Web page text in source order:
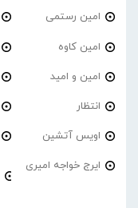
امین رستمی
امین کاوه
امین و امید
انتظار
اویس آتشین
ایرج خواجه امیری